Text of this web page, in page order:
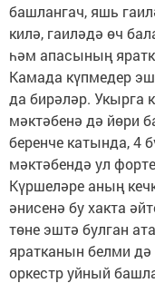
башлангач, яшь
килә, гаиләдә өч
һәм апасының
Камада күпмедер
да бирәләр. Укырга
мәктәбенә дә йөри
беренче катында, 4
мәктәбендә ул
Күршеләре аның
әнисенә бу хакта
төне эштә булган
яратканын белми дә
оркестр уйный